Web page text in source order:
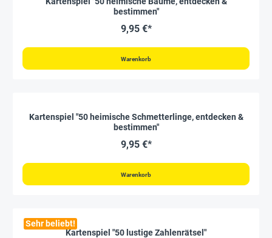
bestimmen"
9,95 €*
Warenkorb
Kartenspiel "50 heimische Schmetterlinge, entdecken &
bestimmen"
9,95 €*
Warenkorb
Sehr beliebt!
Kartenspiel "50 lustige Zahlenrätsel"